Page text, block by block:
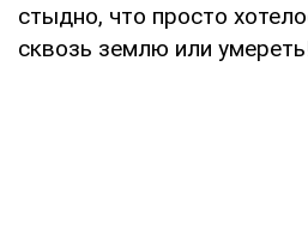
стыдно, что просто
сквозь землю или